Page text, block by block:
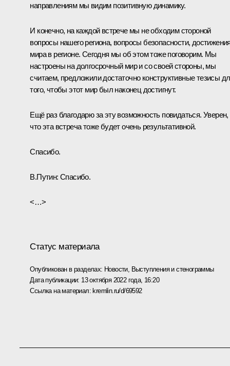
направлениям мы видим позитивную динамику.
И конечно, на каждой встрече мы не обходим стороной
вопросы нашего региона, вопросы безопасности,
мира в регионе. Сегодня мы об этом тоже поговорим. Мы
настроены на долгосрочный мир и со своей стороны, мы
считаем, предложили достаточно конструктивные тезисы
того, чтобы этот мир был наконец достигнут.
Ещё раз благодарю за эту возможность повидаться. Уверен,
что эта встреча тоже будет очень результативной.
Спасибо.
В.Путин: Спасибо.
<…>
Статус материала
Опубликован в разделах: Новости, Выступления и стенограммы
Дата публикации: 13 октября 2022 года, 16:20
Ссылка на материал: kremlin.ru/d/69592